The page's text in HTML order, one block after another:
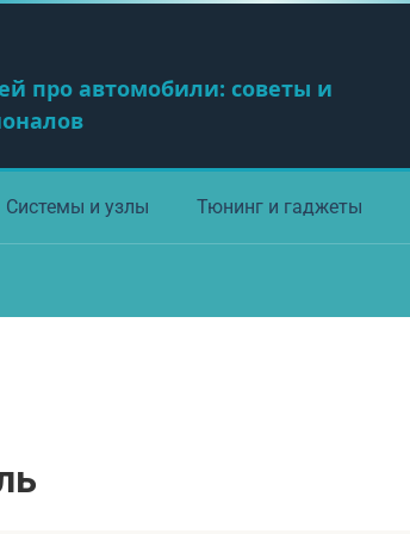
про автомобили: советы и
Системы и узлы Тюнинг и гаджеты